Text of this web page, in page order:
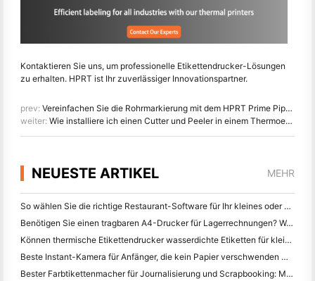
Kontaktieren Sie uns, um professionelle Etikettendrucker-Lösungen
zu erhalten. HPRT ist Ihr zuverlässiger Innovationspartner.
prev: Vereinfachen Sie die Rohrmarkierung mit dem HPRT Prime Pipe Label Printer
weiter: Wie installiere ich einen Cutter und Peeler in einem Thermoetikettendrucker?
NEUESTE ARTIKEL MEHR
So wählen Sie die richtige Restaurant-Software für Ihr kleines oder mittleres Restaurant
Benötigen Sie einen tragbaren A4-Drucker für Lagerrechnungen? Was eigentlich funktioniert
Können thermische Etikettendrucker wasserdichte Etiketten für kleine Unternehmen herstellen?
Beste Instant-Kamera für Anfänger, die kein Papier verschwenden wollen
Bester Farbtikettenmacher für Journalisierung und Scrapbooking: Mehr Farbe auf jeder Seite hinzufügen